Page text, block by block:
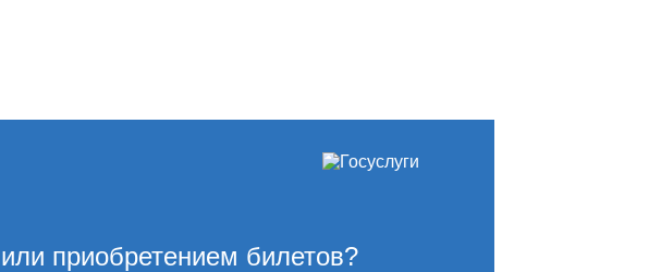
приобретением билетов?